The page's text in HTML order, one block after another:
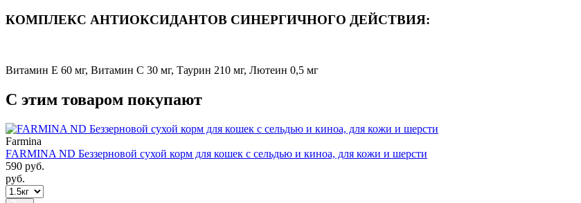
КОМПЛЕКС АНТИОКСИДАНТОВ СИНЕРГИЧНОГО ДЕЙСТВИЯ:
Витамин E 60 мг, Витамин C 30 мг, Таурин 210 мг, Лютеин 0,5 мг
С этим товаром покупают
Farmina
FARMINA ND Беззерновой cухой корм для кошек с сельдью и киноа, для кожи и шерсти
590 руб.
руб.